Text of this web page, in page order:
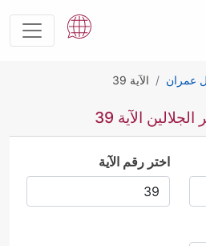
عمران الآية 39
الآية 39
اختر رقم الآية